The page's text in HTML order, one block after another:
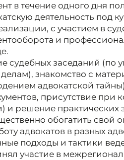
в течение одного дня
деятельность под
с участием в
и
судебных заседаний (по
знакомство с
адвокатской
присутствие при
и решение практических
обогатить свой
адвокатов в разных
подходы и тактики
участие в